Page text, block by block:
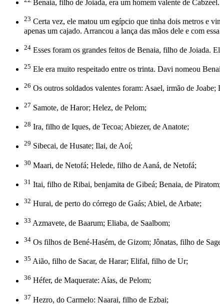
Benaia, filho de Joiada, era um homem valente de
23 Certa vez, ele matou um egípcio que tinha dois metros e
apenas um cajado. Arrancou a lança das mãos dele e com
24 Esses foram os grandes feitos de Benaia, filho de Joiada.
25 Ele era muito respeitado entre os trinta. Davi nomeou
26 Os outros soldados valentes foram: Asael, irmão de
27 Samote, de Haror; Helez, de Pelom;
28 Ira, filho de Iques, de Tecoa; Abiezer, de Anatote;
29 Sibecai, de Husate; Ilai, de Aoí;
30 Maari, de Netofá; Helede, filho de Aaná, de Netofá;
31 Itai, filho de Ribai, benjamita de Gibeá; Benaia, de Piratom;
32 Hurai, de perto do córrego de Gaás; Abiel, de Arbate;
33 Azmavete, de Baarum; Eliaba, de Saalbom;
34 Os filhos de Bené-Hasém, de Gizom; Jônatas, filho de
35 Aião, filho de Sacar, de Harar; Elifal, filho de Ur;
36 Héfer, de Maquerate: Aías, de Pelom;
37 Hezro, do Carmelo: Naarai, filho de Ezbai;